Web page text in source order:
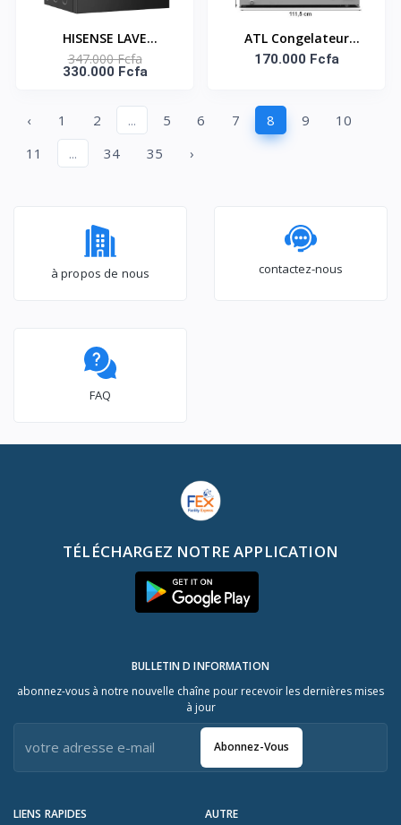
HISENSE LAVE
VAISSELLE 16
COUVERTS AUTO WASH
-HS673C90BME
347.000 Fcfa
330.000 Fcfa
ATL Congelateur
Horizontal – CFATL-
Serrure/ 01 Panier/
Inox - Argent
170.000 Fcfa
‹ 1 2 ... 5 6 7 8 9
10
11
... 34 35 ›
à propos de nous contactez-nous
FAQ
TÉLÉCHARGEZ NOTRE APPLICATION
LIENS RAPIDES AUTRE
BULLETIN D INFORMATION
abonnez-vous à notre nouvelle chaîne pour recevoir les dernières mises
à jour
Abonnez-Vous